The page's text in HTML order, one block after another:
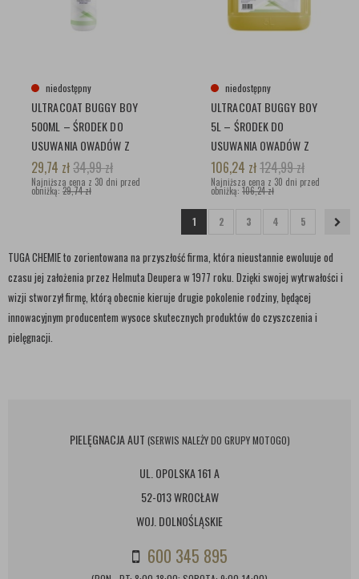
niedostępny
ULTRACOAT BUGGY BOY
500ML – ŚRODEK DO
USUWANIA OWADÓW Z
KAROSERII
29,74 zł34,99zł
Najniższa cena z 30 dni przed
obniżką: 29,74 zł
niedostępny
ULTRACOAT BUGGY BOY
5L – ŚRODEK DO
USUWANIA OWADÓW Z
KAROSERII
106,24 zł124,99zł
Najniższa cena z 30 dni przed
obniżką: 106,24 zł
1 2 3 4 5
TUGA CHEMIE to zorientowana na przyszłość firma, która nieustannie ewoluuje od
czasu jej założenia przez Helmuta Deupera w 1977 roku. Dzięki swojej wytrwałości i
wizji stworzył firmę, którą obecnie kieruje drugie pokolenie rodziny, będącej
innowacyjnym producentem wysoce skutecznych produktów do czyszczenia i
pielęgnacji.
PIELĘGNACJA AUT (SERWIS NALEŻY DO GRUPY MOTOGO)
UL. OPOLSKA 161 A
52-013 WROCŁAW
WOJ. DOLNOŚLĄSKIE
600 345 895